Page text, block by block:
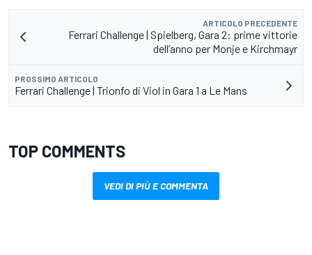
ARTICOLO PRECEDENTE
Ferrari Challenge | Spielberg, Gara 2: prime vittorie
dell’anno per Monje e Kirchmayr
PROSSIMO ARTICOLO
Ferrari Challenge | Trionfo di Viol in Gara 1 a Le Mans
TOP COMMENTS
VEDI DI PIÙ E COMMENTA